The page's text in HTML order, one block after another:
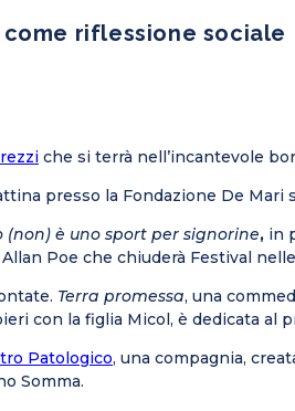
riflessione sociale
che si terrà nell’incantevole
presso la Fondazione De
(non) è uno sport per signorine, in
Allan Poe che chiuderà Festival
Terra promessa, una
con la figlia Micol, è dedicata
Patologico, una compagnia,
Somma.